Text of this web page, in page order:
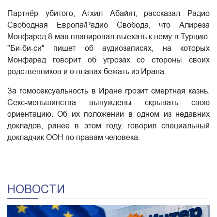
Партнёр убитого, Агхил Абайят, рассказал Радио
Свободная Европа/Радио Свобода, что Алиреза
Монфаред 8 мая планировал выехать к нему в Турцию.
"Би-би-си" пишет об аудиозаписях, на которых
Монфаред говорит об угрозах со стороны своих
родственников и о планах бежать из Ирана.
За гомосексуальность в Иране грозит смертная казнь.
Секс-меньшинства вынуждены скрывать свою
ориентацию. Об их положении в одном из недавних
докладов, ранее в этом году, говорил специальный
докладчик ООН по правам человека.
НОВОСТИ